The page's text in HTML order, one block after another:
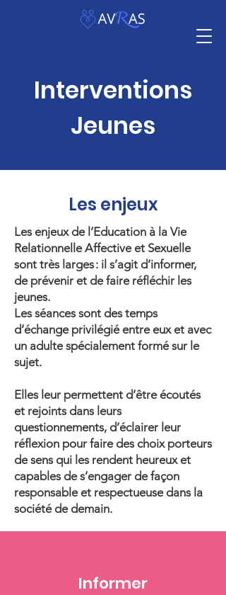
Interventions
Jeunes
Les enjeux
Les enjeux de l’Education à la Vie
Relationnelle Affective et Sexuelle
sont très larges : il s’agit d’informer,
de prévenir et de faire réfléchir les
jeunes. ​
Les séances sont des temps
d’échange privilégié entre eux et avec
un adulte spécialement formé sur le
sujet.
Elles leur permettent d’être écoutés
et rejoints dans leurs
questionnements, d’éclairer leur
réflexion pour faire des choix porteurs
de sens qui les rendent heureux et
capables de s’engager de façon
responsable et respectueuse dans la
société de demain.
Informer